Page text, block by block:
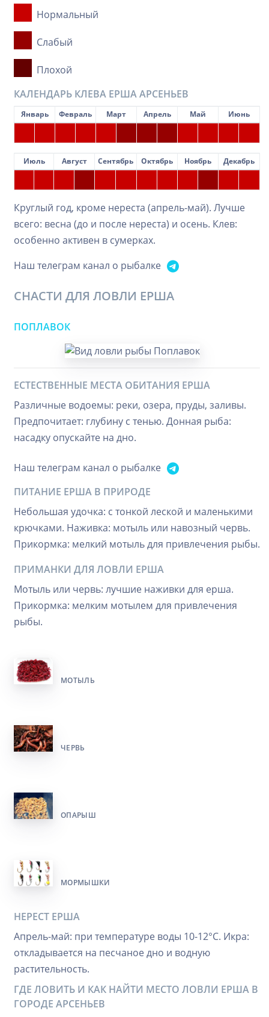
Нормальный
Слабый
Плохой
КАЛЕНДАРЬ КЛЕВА ЕРША АРСЕНЬЕВ
Январь Февраль Март Апрель Май Июнь
Июль Август Сентябрь Октябрь Ноябрь Декабрь
Круглый год, кроме нереста (апрель-май). Лучше
всего: весна (до и после нереста) и осень. Клев:
особенно активен в сумерках.
Наш телеграм канал о рыбалке
СНАСТИ ДЛЯ ЛОВЛИ ЕРША
ПОПЛАВОК
ЕСТЕСТВЕННЫЕ МЕСТА ОБИТАНИЯ ЕРША
Различные водоемы: реки, озера, пруды, заливы.
Предпочитает: глубину с тенью. Донная рыба:
насадку опускайте на дно.
Наш телеграм канал о рыбалке
ПИТАНИЕ ЕРША В ПРИРОДЕ
Небольшая удочка: с тонкой леской и маленькими
крючками. Наживка: мотыль или навозный червь.
Прикормка: мелкий мотыль для привлечения рыбы.
ПРИМАНКИ ДЛЯ ЛОВЛИ ЕРША
Мотыль или червь: лучшие наживки для ерша.
Прикормка: мелким мотылем для привлечения
рыбы.
МОТЫЛЬ
ЧЕРВЬ
ОПАРЫШ
МОРМЫШКИ
НЕРЕСТ ЕРША
Апрель-май: при температуре воды 10-12°C. Икра:
откладывается на песчаное дно и водную
растительность.
ГДЕ ЛОВИТЬ И КАК НАЙТИ МЕСТО ЛОВЛИ ЕРША В
ГОРОДЕ АРСЕНЬЕВ